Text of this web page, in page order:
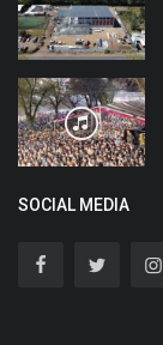
SOCIAL MEDIA